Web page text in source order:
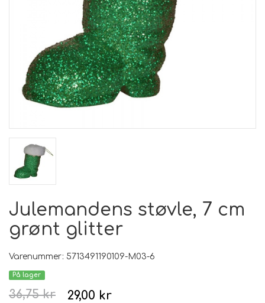
Julemandens støvle, 7 cm
grønt glitter
Varenummer: 5713491190109-M03-6
På lager
29,00 kr
36,75 kr